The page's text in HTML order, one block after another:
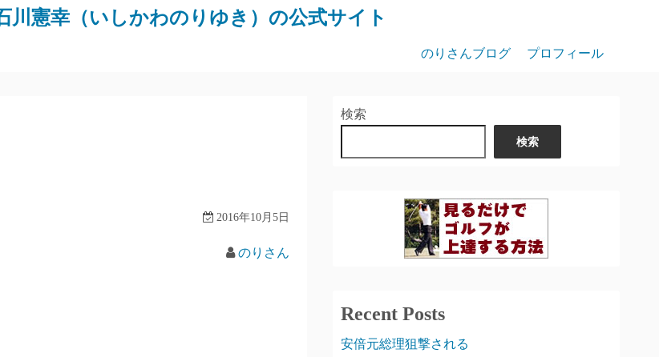
川憲幸（いしかわのりゆき）の公式サイト
のりさんブログ プロフィール
2016年10月5日
のりさん
検索
検索
Recent Posts
安倍元総理狙撃される